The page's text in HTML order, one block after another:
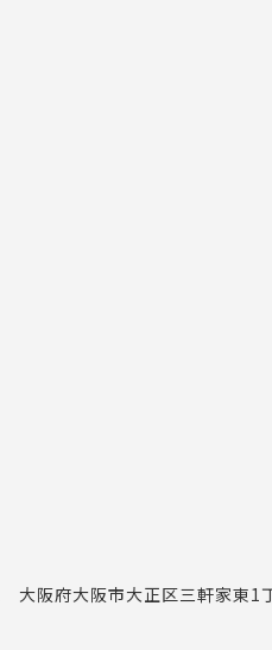
阪府大阪市大正区三軒家東1